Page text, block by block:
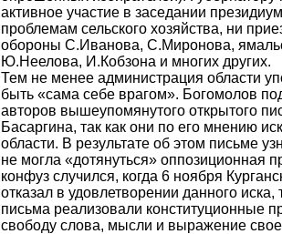
активное участие в заседании
проблемам сельского хозяйства, ни
обороны С.Иванова, С.Миронова,
Ю.Неелова, И.Кобзона и многих других.
Тем не менее администрация области
быть «сама себе врагом». Богомолов
авторов вышеупомянутого открытого
Басаргина, так как они по его мнению
области. В результате об этом письме
не могла «дотянуться» оппозиционная
конфуз случился, когда 6 ноября
отказал в удовлетворении данного иска,
письма реализовали конституционные
свободу слова, мысли и выражение